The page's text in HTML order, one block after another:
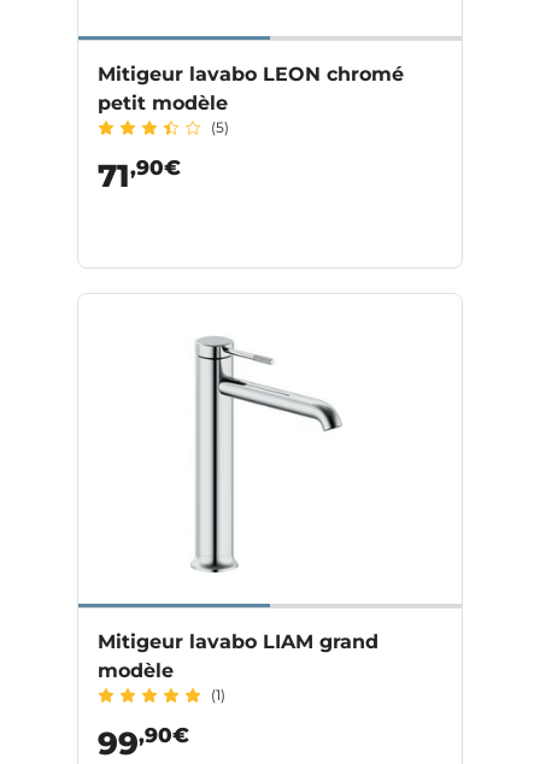
Mitigeur lavabo LEON chromé
petit modèle
(5)
71,90€
Mitigeur lavabo LIAM grand
modèle
(1)
99,90€